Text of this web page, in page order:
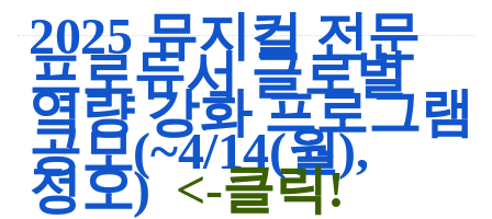
2025 뮤지컬 전문
프로듀서 글로벌
역량 강화 프로그램
공모(~4/14(월),
정오) <-클릭!